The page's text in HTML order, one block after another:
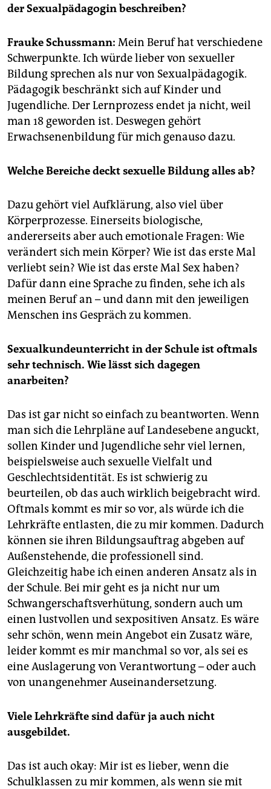
der Sexualpädagogin beschreiben?
Frauke Schussmann: Mein Beruf hat verschiedene
Schwerpunkte. Ich würde lieber von sexueller
Bildung sprechen als nur von Sexualpädagogik.
Pädagogik beschränkt sich auf Kinder und
Jugendliche. Der Lernprozess endet ja nicht, weil
man 18 geworden ist. Deswegen gehört
Erwachsenenbildung für mich genauso dazu.
Welche Bereiche deckt sexuelle Bildung alles ab?
Dazu gehört viel Aufklärung, also viel über
Körperprozesse. Einerseits biologische,
andererseits aber auch emotionale Fragen: Wie
verändert sich mein Körper? Wie ist das erste Mal
verliebt sein? Wie ist das erste Mal Sex haben?
Dafür dann eine Sprache zu finden, sehe ich als
meinen Beruf an – und dann mit den jeweiligen
Menschen ins Gespräch zu kommen.
Sexualkundeunterricht in der Schule ist oftmals
sehr technisch. Wie lässt sich dagegen
anarbeiten?
Das ist gar nicht so einfach zu beantworten. Wenn
man sich die Lehrpläne auf Landesebene anguckt,
sollen Kinder und Jugendliche sehr viel lernen,
beispielsweise auch sexuelle Vielfalt und
Geschlechtsidentität. Es ist schwierig zu
beurteilen, ob das auch wirklich beigebracht wird.
Oftmals kommt es mir so vor, als würde ich die
Lehrkräfte entlasten, die zu mir kommen. Dadurch
können sie ihren Bildungsauftrag abgeben auf
Außenstehende, die professionell sind.
Gleichzeitig habe ich einen anderen Ansatz als in
der Schule. Bei mir geht es ja nicht nur um
Schwangerschaftsverhütung, sondern auch um
einen lustvollen und sexpositiven Ansatz. Es wäre
sehr schön, wenn mein Angebot ein Zusatz wäre,
leider kommt es mir manchmal so vor, als sei es
eine Auslagerung von Verantwortung – oder auch
von unangenehmer Ausein­andersetzung.
Viele Lehrkräfte sind dafür ja auch nicht
ausgebildet.
Das ist auch okay: Mir ist es lieber, wenn die
Schulklassen zu mir kommen, als wenn sie mit